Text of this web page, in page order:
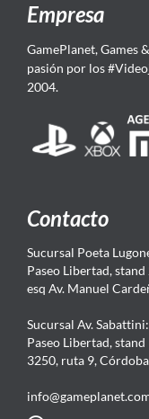
Empresa
GamePlanet, Games
pasión por los
2004.
Contacto
Sucursal Poeta
Paseo Libertad,
esq Av. Manuel
Sucursal Av. Sabattini:
Paseo Libertad,
3250, ruta 9,